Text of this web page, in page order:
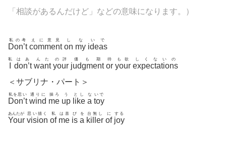
「相談があるんだけど」などの意味になります。）
Don’t
私の考
comment
えに意見
on
し
my
な
ideas
いで
私
don’t
はあ
want
んた
your
の評
judgment
価も期
or
待
your
も欲
expectations
しくないの
＜サブリナ・パート＞
Don’t
私を思い
wind
通りに
me
操ろ
up
う
like
とし
a
な
toy
いで
Your
あんたが
vision
思い描く
of
私
me
は喜
is
び
a
を
killer
台無し
of
に
joy
する